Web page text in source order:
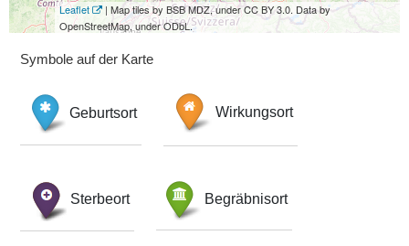
Leaflet
| Map tiles by BSB MDZ, under CC BY 3.0. Data by
OpenStreetMap, under ODbL.
Symbole auf der Karte
Geburtsort Wirkungsort
Sterbeort Begräbnisort